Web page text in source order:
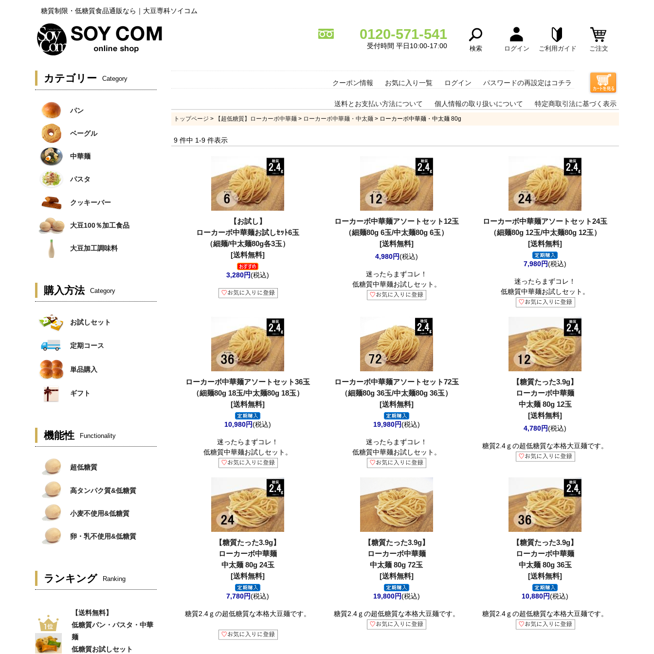
糖質制限・低糖質食品通販なら｜大豆専科ソイコム
0120-571-541
受付時間 平日10:00-17:00 検索 ログイン ご利用ガイド ご注文
カテゴリー Category
パン
ベーグル
中華麺
パスタ
クッキーバー
大豆100％加工食品
大豆加工調味料
購入方法 Category
お試しセット
定期コース
単品購入
ギフト
機能性 Functionality
超低糖質
高タンパク質&低糖質
小麦不使用&低糖質
卵・乳不使用&低糖質
ランキング Ranking
【送料無料】
低糖質パン・パスタ・中華
麺
低糖質お試しセット
クーポン情報 お気に入り一覧 ログイン パスワードの再設定はコチラ
送料とお支払い方法について 個人情報の取り扱いについて 特定商取引法に基づく表示
トップページ > 【超低糖質】ローカーボ中華麺 > ローカーボ中華麺・中太麺 > ローカーボ中華麺・中太麺 80g
9 件中 1-9 件表示
【お試し】
ローカーボ中華麺お試しｾｯﾄ6玉
（細麺/中太麺80g各3玉）
[送料無料]
3,280円(税込)
ローカーボ中華麺アソートセット12玉
（細麺80g 6玉/中太麺80g 6玉）
[送料無料]
4,980円(税込)
迷ったらまずコレ！
低糖質中華麺お試しセット。
ローカーボ中華麺アソートセット24玉
（細麺80g 12玉/中太麺80g 12玉）
[送料無料]
7,980円(税込)
迷ったらまずコレ！
低糖質中華麺お試しセット。
ローカーボ中華麺アソートセット36玉
（細麺80g 18玉/中太麺80g 18玉）
[送料無料]
10,980円(税込)
迷ったらまずコレ！
低糖質中華麺お試しセット。
ローカーボ中華麺アソートセット72玉
（細麺80g 36玉/中太麺80g 36玉）
[送料無料]
19,980円(税込)
迷ったらまずコレ！
低糖質中華麺お試しセット。
【糖質たった3.9g】
ローカーボ中華麺
中太麺 80g 12玉
[送料無料]
4,780円(税込)
糖質2.4ｇの超低糖質な本格大豆麺です。
【糖質たった3.9g】
ローカーボ中華麺
中太麺 80g 24玉
[送料無料]
7,780円(税込)
糖質2.4ｇの超低糖質な本格大豆麺です。
【糖質たった3.9g】
ローカーボ中華麺
中太麺 80g 72玉
[送料無料]
19,800円(税込)
糖質2.4ｇの超低糖質な本格大豆麺です。
【糖質たった3.9g】
ローカーボ中華麺
中太麺 80g 36玉
[送料無料]
10,880円(税込)
糖質2.4ｇの超低糖質な本格大豆麺です。